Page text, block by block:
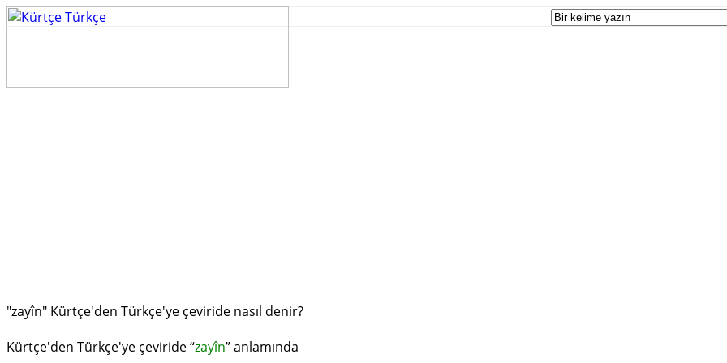
"zayîn" Kürtçe'den Türkçe'ye çeviride nasıl denir?
Kürtçe'den Türkçe'ye çeviride “zayîn” anlamında